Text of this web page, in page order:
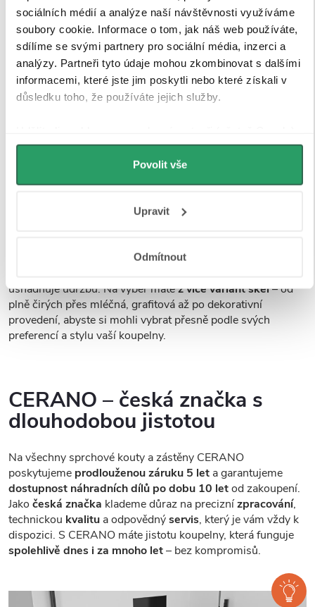
sociálních médií a analýze naší návštěvnosti využíváme
soubory cookie. Informace o tom, jak náš web používáte,
sdílíme se svými partnery pro sociální média, inzerci a
analýzy. Partneři tyto údaje mohou zkombinovat s dalšími
informacemi, které jste jim poskytli nebo které získali v
důsledku toho, že používáte jejich služby.
můžeme používat cookies pro analytiku a
personalizovanou reklamu. Jak Google zpracovává
osobní údaje najdete na stránkách
Povolit vše
Upravit
Odmítnout
Tvrzené bezpečností sklo
tvrzeným bezpečnostním sklem
o tloušťce
povrchovou úpravou Easy Clean, která
usnadňuje údržbu. Na výběr mátez více variant skel– od
plně čirých přes mléčná, grafitová až po dekorativní
provedení, abyste si mohli vybrat přesně podle svých
preferencí a stylu vaší koupelny.
CERANO – česká značka s
dlouhodobou jistotou
Na všechny sprchové kouty a zástěny CERANO
poskytujeme prodlouženou záruku 5 let a garantujeme
dostupnost náhradních dílů po dobu 10 letod zakoupení.
Jako česká značka klademe důraz na preciznízpracování,
technickou kvalitu a odpovědnýservis, který je vám vždy k
dispozici. S CERANO máte jistotu koupelny, která funguje
spolehlivě dnes i za mnoho let– bez kompromisů.